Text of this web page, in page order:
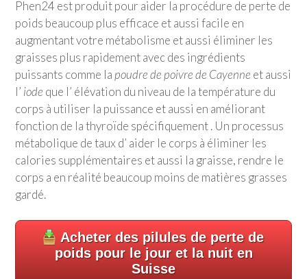
Phen24 est produit pour aider la procédure de perte de
poids beaucoup plus efficace et aussi facile en
augmentant votre métabolisme et aussi éliminer les
graisses plus rapidement avec des ingrédients
puissants comme la poudre de poivre de Cayenne et aussi
l’ iode que l’ élévation du niveau de la température du
corps à utiliser la puissance et aussi en améliorant
fonction de la thyroïde spécifiquement . Un processus
métabolique de taux d’ aider le corps à éliminer les
calories supplémentaires et aussi la graisse, rendre le
corps a en réalité beaucoup moins de matières grasses
gardé.
Acheter des pilules de perte de
poids pour le jour et la nuit en
Suisse